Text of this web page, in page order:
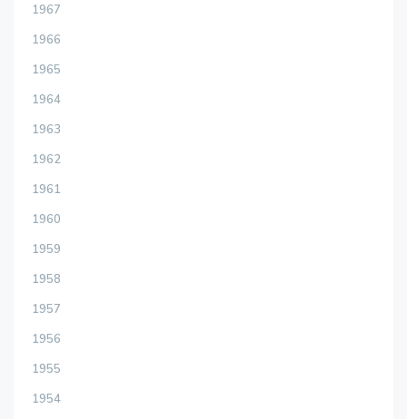
1967
1966
1965
1964
1963
1962
1961
1960
1959
1958
1957
1956
1955
1954